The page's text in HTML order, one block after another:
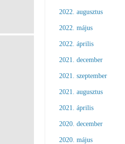
2022. augusztus
2022. május
2022. április
2021. december
2021. szeptember
2021. augusztus
2021. április
2020. december
2020. május